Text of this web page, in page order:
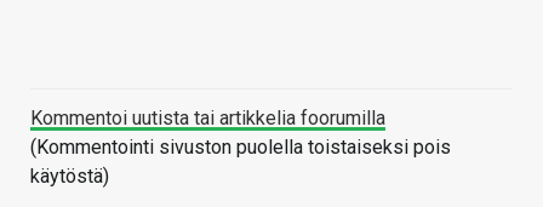
Kommentoi uutista tai artikkelia foorumilla
(Kommentointi sivuston puolella toistaiseksi pois
käytöstä)